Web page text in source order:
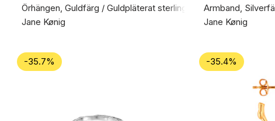
Örhängen, Guldfärg / Guldpläterat sterlingsilver 925
Jane Kønig
Armband,
Jane Kønig
-35.7% -35.4%